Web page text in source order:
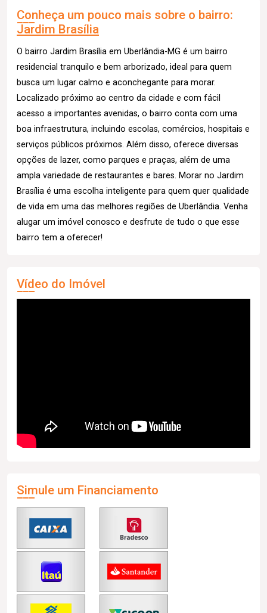
Conheça um pouco mais sobre o bairro:
Jardim Brasília
O bairro Jardim Brasília em Uberlândia-MG é um bairro
residencial tranquilo e bem arborizado, ideal para quem
busca um lugar calmo e aconchegante para morar.
Localizado próximo ao centro da cidade e com fácil
acesso a importantes avenidas, o bairro conta com uma
boa infraestrutura, incluindo escolas, comércios, hospitais e
serviços públicos próximos. Além disso, oferece diversas
opções de lazer, como parques e praças, além de uma
ampla variedade de restaurantes e bares. Morar no Jardim
Brasília é uma escolha inteligente para quem quer qualidade
de vida em uma das melhores regiões de Uberlândia. Venha
alugar um imóvel conosco e desfrute de tudo o que esse
bairro tem a oferecer!
Vídeo do Imóvel
Simule um Financiamento